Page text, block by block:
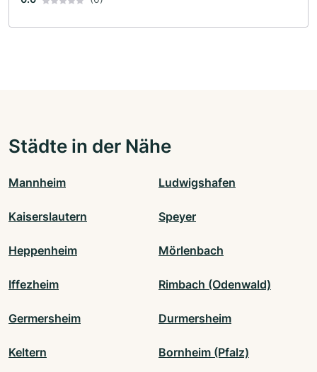
Städte in der Nähe
Mannheim Ludwigshafen
Kaiserslautern Speyer
Heppenheim Mörlenbach
Iffezheim Rimbach (Odenwald)
Germersheim Durmersheim
Keltern Bornheim (Pfalz)